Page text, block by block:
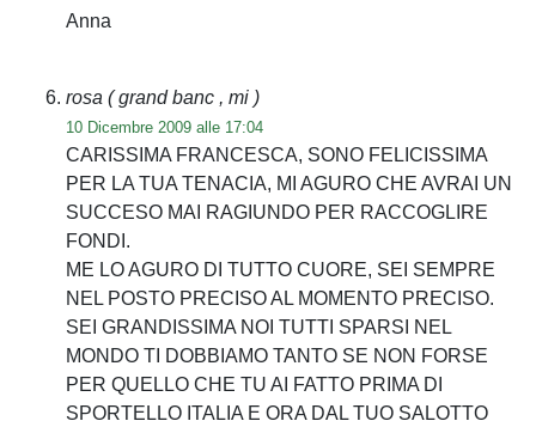
Anna
rosa ( grand banc , mi )
10 Dicembre 2009 alle 17:04
CARISSIMA FRANCESCA, SONO FELICISSIMA
PER LA TUA TENACIA, MI AGURO CHE AVRAI UN
SUCCESO MAI RAGIUNDO PER RACCOGLIRE
FONDI.
ME LO AGURO DI TUTTO CUORE, SEI SEMPRE
NEL POSTO PRECISO AL MOMENTO PRECISO.
SEI GRANDISSIMA NOI TUTTI SPARSI NEL
MONDO TI DOBBIAMO TANTO SE NON FORSE
PER QUELLO CHE TU AI FATTO PRIMA DI
SPORTELLO ITALIA E ORA DAL TUO SALOTTO